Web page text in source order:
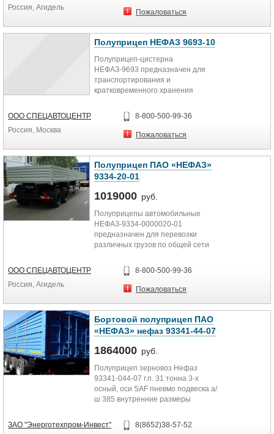
Россия, Агидель
Пожаловаться
Полуприцеп НЕФАЗ 9693-10
Полуприцеп-цистерна
НЕФАЗ-9693 предназначен для
транспортирования и
кратковременного хранения
дорогам общей...
ООО СПЕЦАВТОЦЕНТР
Россия, Москва
8-800-500-99-36
Пожаловаться
Полуприцеп ПАО «НЕФАЗ»
9334-20-01
1019000 руб.
Полуприцепы автомобильные
НЕФАЗ-9334-0000020-01
предназначен для перевозки
различных грузов по общей сети
нагрузку до 8...
ООО СПЕЦАВТОЦЕНТР
Россия, Агидель
8-800-500-99-36
Пожаловаться
Бортовой полуприцеп ПАО
«НЕФАЗ» нефаз 93341-44-07
1864000 руб.
Полуприцеп зерновоз Нефаз
93341-044-07 г.п. 31 тонна 3-х
осный, оси SAF пневмо подвеска а/
ш 385 внутренние размеры
ЗАО "Энерготехпром-Инвест"
8(8652)38-57-52